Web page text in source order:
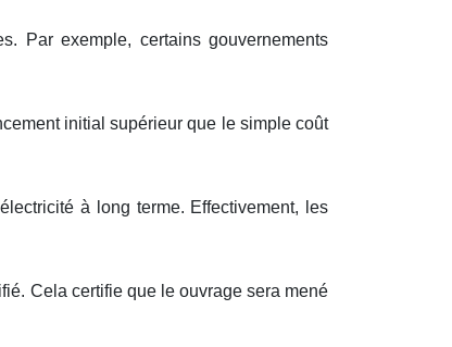
. Par exemple, certainsgouvernements
initialsupérieur que le simplecoût
électricité à long terme. Effectivement, les
. Cela certifieque le ouvragesera mené